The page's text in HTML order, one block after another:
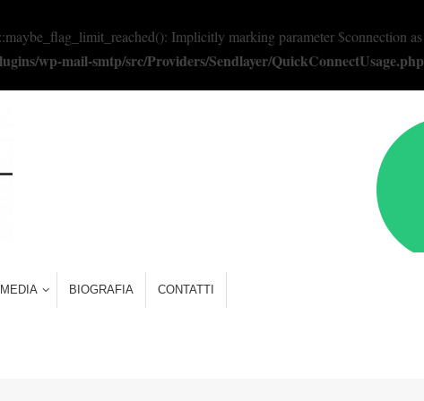
Implicitly marking parameter $connection
wp-mail-smtp/src/Providers/Sendlayer/QuickConnectUsage.php
MEDIA BIOGRAFIA CONTATTI